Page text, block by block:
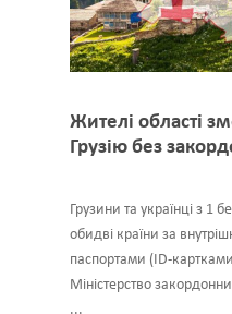
Жителі області
Грузію без
Грузини та українці з 1
обидві країни за
паспортами (ID-
Міністерство
...